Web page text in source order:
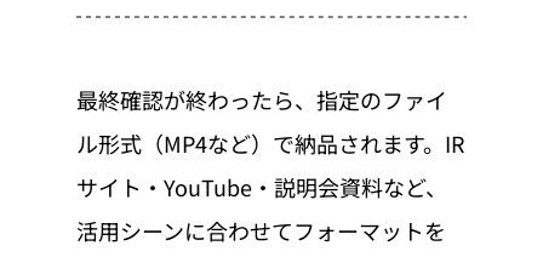
最終確認が終わったら、指定のファイ
ル形式（MP4など）で納品されます。IR
サイト・YouTube・説明会資料など、
活用シーンに合わせてフォーマットを